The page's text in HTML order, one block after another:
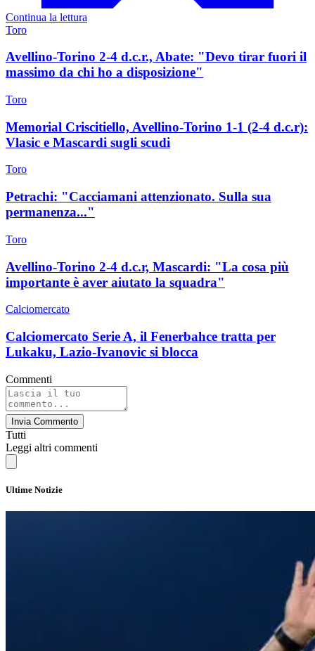
Continua la lettura
Toro
Avellino-Torino 2-4 d.c.r., Abate: "Devo tirar fuori il
massimo da chi ho a disposizione"
Toro
Memorial Criscitiello, Avellino-Torino 1-1 (2-4 d.c.r):
Vlasic e Mascardi sugli scudi
Toro
Petrachi: "Cacciamani attenzionato. Sulla sua
permanenza..."
Toro
Avellino-Torino 2-4 d.c.r, Mascardi: "La cosa più
importante è aver aiutato la squadra"
Calciomercato
Calciomercato Serie A, il Fenerbahce tratta per
Lukaku, Lazio-Ivanovic si blocca
Commenti
Invia Commento
Tutti
Leggi altri commenti
Ultime Notizie